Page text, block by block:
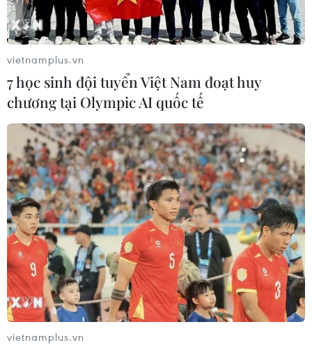
vietnamplus.vn
7 học sinh đội tuyển Việt Nam đoạt huy
chương tại Olympic AI quốc tế
vietnamplus.vn